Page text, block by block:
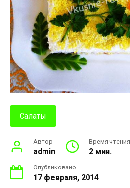
Салаты
Автор
admin
Время чтения
2 мин.
Опубликовано
17 февраля, 2014